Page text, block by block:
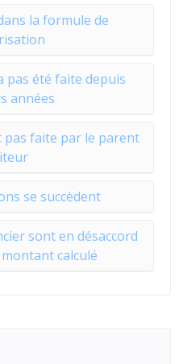
la formule de
pas été faite depuis
années
faite par le parent
se succèdent
sont en désaccord
calculé